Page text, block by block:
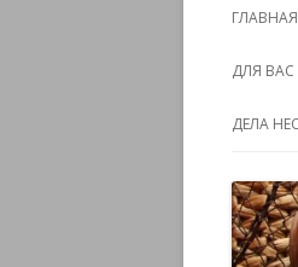
ГЛАВНАЯ
ДЛЯ
ДЕЛА